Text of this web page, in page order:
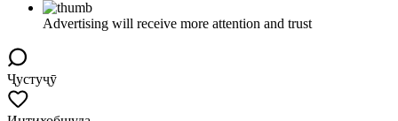
Advertising will receive more attention and trust
Ҷустуҷӯ